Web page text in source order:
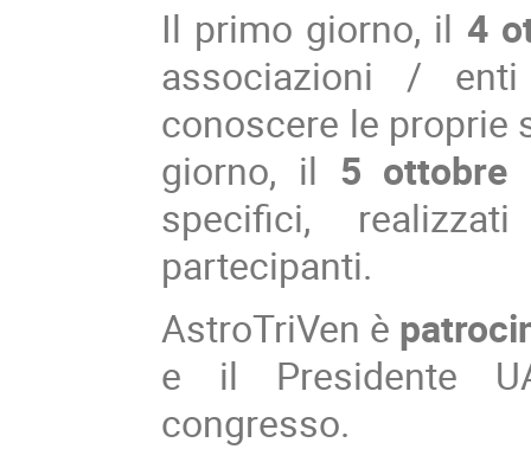
Il primo giorno, il 4
associazioni /
conoscere le proprie
giorno, il 5 ottobre
specifici,
partecipanti.
AstroTriVen è
e il Presidente
congresso.